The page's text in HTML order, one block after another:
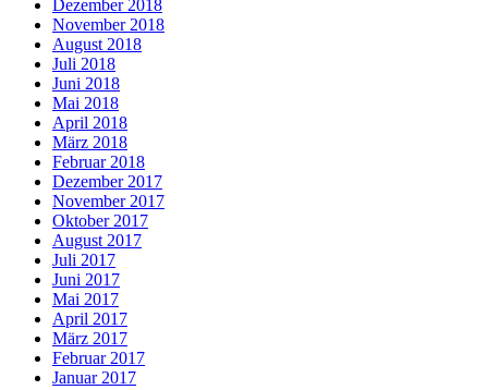
Dezember 2018
November 2018
August 2018
Juli 2018
Juni 2018
Mai 2018
April 2018
März 2018
Februar 2018
Dezember 2017
November 2017
Oktober 2017
August 2017
Juli 2017
Juni 2017
Mai 2017
April 2017
März 2017
Februar 2017
Januar 2017